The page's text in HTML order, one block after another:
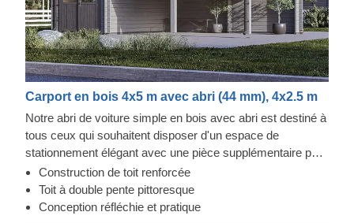
Carport en bois 4x5 m avec abri (44 mm), 4x2.5 m
Notre abri de voiture simple en bois avec abri est destiné à
tous ceux qui souhaitent disposer d'un espace de
stationnement élégant avec une pièce supplémentaire pour
le rangement ou le repos. Votre voiture sera toujours à vos
côtés, ce qui est très pratique si vous changez vos pneus
ou si vous effectuez des travaux de réparation. Cet abri de
Construction de toit renforcée
Toit à double pente pittoresque
Conception réfléchie et pratique